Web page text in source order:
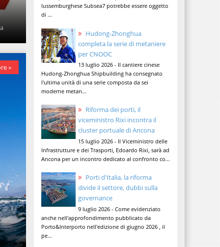
»
lussemburghese Subsea7 potrebbe essere oggetto
di ...
Hudong-Zhonghua
completa la serie di metaniere
per CNOOC
13 luglio 2026 - Il cantiere cinese
Hudong-Zhonghua Shipbuilding ha consegnato
l'ultima unità di una serie composta da sei
moderne metan...
Riforma dei porti, il
viceministro Rixi incontra il
cluster portuale di Ancona
15 luglio 2026 - Il Viceministro delle
Infrastrutture e dei Trasporti, Edoardo Rixi, sarà ad
Ancona per un incontro dedicato al confronto co...
Porti d'Italia, la riforma
divide il settore, dubbi sulla
governance
9 luglio 2026 - Come evidenziato
anche nell'approfondimento pubblicato da
Porto&Interporto nell'edizione di giugno 2026 , il
pe...